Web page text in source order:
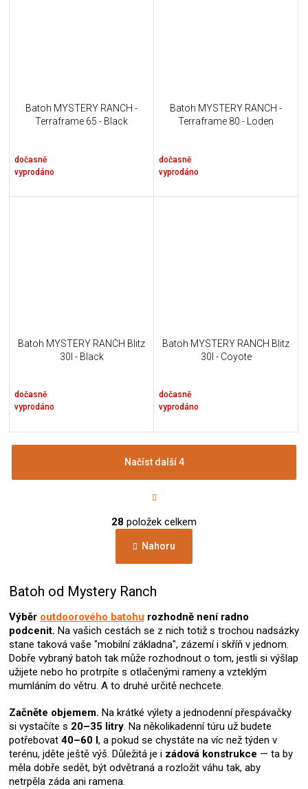
Batoh MYSTERY RANCH -
Terraframe 65 - Black
dočasně
vyprodáno
Batoh MYSTERY RANCH -
Terraframe 80 - Loden
dočasně
vyprodáno
Batoh MYSTERY RANCH Blitz
30l - Black
dočasně
vyprodáno
Batoh MYSTERY RANCH Blitz
30l - Coyote
dočasně
vyprodáno
v
á
d
c
í
p
r
v
k
y
v
ý
p
i
s
u
Načíst další 4
t
á
n
k
v
n
28 položek celkem
Nahoru
Batoh od Mystery Ranch
Výběr outdoorového batohu rozhodně není radno
podcenit. Na vašich cestách se z nich totiž s trochou nadsázky
stane taková vaše "mobilní základna", zázemí i skříň v jednom.
Dobře vybraný batoh tak může rozhodnout o tom, jestli si výšlap
užijete nebo ho protrpíte s otlačenými rameny a vzteklým
mumláním do větru. A to druhé určitě nechcete.
Začněte objemem. Na krátké výlety a jednodenní přespávačky
si vystačíte s 20–35 litry. Na několikadenní túru už budete
potřebovat 40–60 l, a pokud se chystáte na víc než týden v
terénu, jděte ještě výš. Důležitá je i zádová konstrukce — ta by
měla dobře sedět, být odvětraná a rozložit váhu tak, aby
netrpěla záda ani ramena.